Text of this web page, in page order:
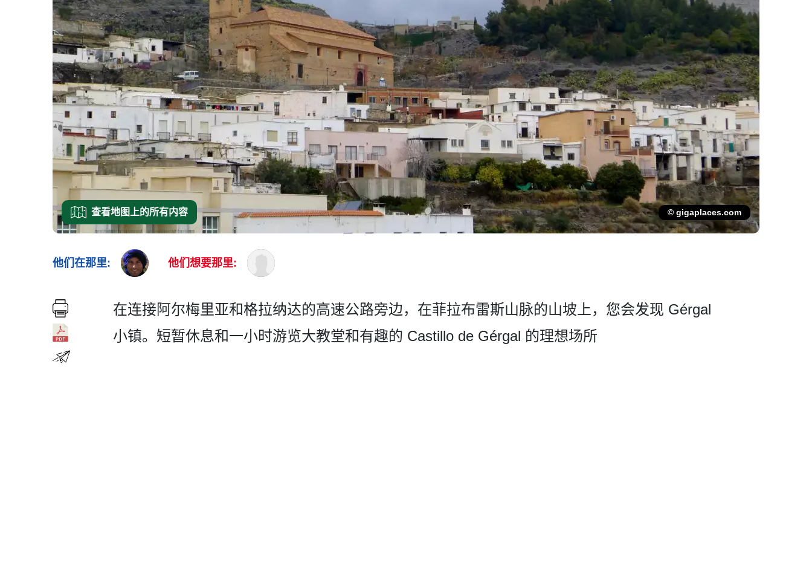
查看地图上的所有内容 © gigaplaces.com
他们在那里: 他们想要那里:
在连接阿尔梅里亚和格拉纳达­的高速公路旁边，在菲拉布雷斯山脉的山坡上，您会发现 Gérgal
小镇。短暂休息和一小时游览­大教堂和有趣的 Castillo de Gérgal 的理想场所